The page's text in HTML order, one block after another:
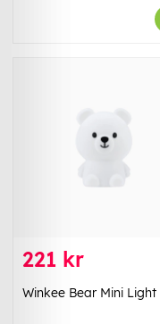
221 kr
Winkee Bear Mini Light